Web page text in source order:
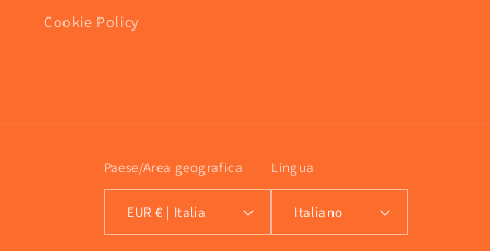
Cookie Policy
Paese/Area geografica
EUR € | Italia
Lingua
Italiano